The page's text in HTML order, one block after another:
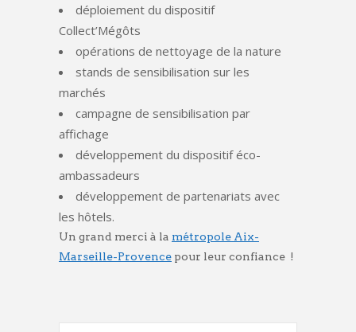
déploiement du dispositif
Collect’Mégôts
opérations de nettoyage de la nature
stands de sensibilisation sur les
marchés
campagne de sensibilisation par
affichage
développement du dispositif éco-
ambassadeurs
développement de partenariats avec
les hôtels.
Un grand merci à la métropole Aix-
Marseille-Provence pour leur confiance !